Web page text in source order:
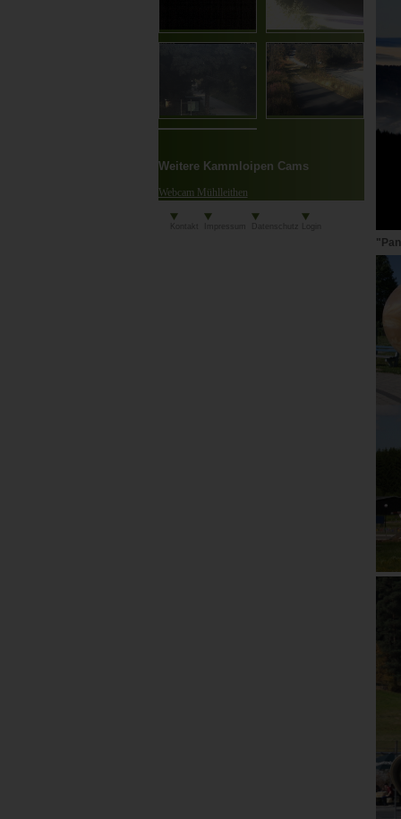
Weitere Kammloipen Cams
Webcam Mühlleithen